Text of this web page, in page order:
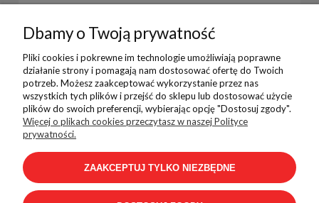
Pomoc
Płatności i dostawa
Dbamy o Twoją prywatność
Pliki cookies i pokrewne im technologie umożliwiają poprawne
działanie strony i pomagają nam dostosować ofertę do Twoich
potrzeb. Możesz zaakceptować wykorzystanie przez nas
wszystkich tych plików i przejść do sklepu lub dostosować użycie
plików do swoich preferencji, wybierając opcję "Dostosuj zgody".
Więcej o plikach cookies przeczytasz w naszej Polityce
prywatności.
ZAAKCEPTUJ TYLKO NIEZBĘDNE